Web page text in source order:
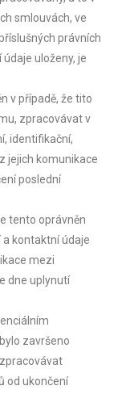
smlouvách, ve
právních
uloženy, je
v případě, že tito
zpracovávat v
identifikační,
jejich komunikace
poslední
tento oprávněn
kontaktní údaje
mezi
dne uplynutí
završeno
od ukončení